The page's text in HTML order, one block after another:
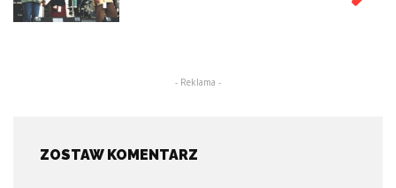
- Reklama -
ZOSTAW KOMENTARZ